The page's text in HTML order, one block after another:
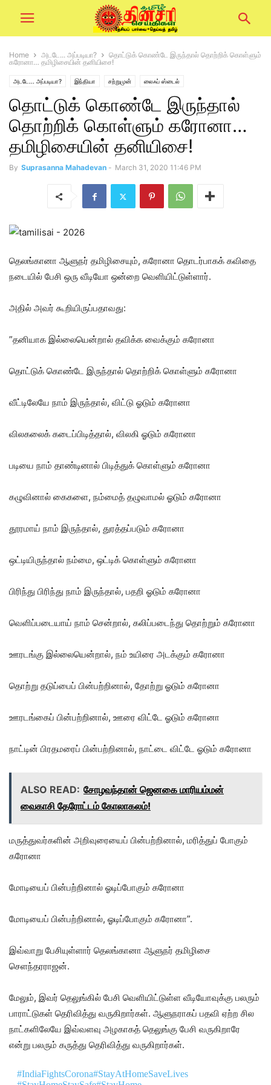
Home அடடே... அப்படியா?
தொட்டுக் கொண்டே இருந்தால் தொற்றிக் கொள்ளும்
கரோனா… தமிழிசையின் தனியிசை!
அடடே... அப்படியா? இந்தியா சற்றுமுன் லைஃப் ஸ்டைல்
தொட்டுக் கொண்டே இருந்தால்
தொற்றிக் கொள்ளும் கரோனா…
தமிழிசையின் தனியிசை!
By Suprasanna Mahadevan - March 31, 2020 11:46 PM
தெலங்கானா ஆளுநர் தமிழிசையும், கரோனா தொடர்பாகக் கவிதை
நடையில் பேசி ஒரு வீடியோ ஒன்றை வெளியிட்டுள்ளார்.
அதில் அவர் கூறியிருப்பதாவது:
”தனியாக இல்லையென்றால் தவிக்க வைக்கும் கரோனா
தொட்டுக் கொண்டே இருந்தால் தொற்றிக் கொள்ளும் கரோனா
வீட்டிலேயே நாம் இருந்தால், விட்டு ஓடும் கரோனா
விலகலைக் கடைப்பிடித்தால், விலகி ஓடும் கரோனா
படியை நாம் தாண்டினால் பிடித்துக் கொள்ளும் கரோனா
கழுவினால் கைகளை, நம்மைத் தழுவாமல் ஓடும் கரோனா
தூரமாய் நாம் இருந்தால், துரத்தப்படும் கரோனா
ஒட்டியிருந்தால் நம்மை, ஒட்டிக் கொள்ளும் கரோனா
பிரிந்து பிரிந்து நாம் இருந்தால், பதறி ஓடும் கரோனா
வெளிப்படையாய் நாம் சென்றால், கலிப்படைந்து தொற்றும் கரோனா
ஊரடங்கு இல்லையென்றால், நம் உயிரை அடக்கும் கரோனா
தொற்று தடுப்பைப் பின்பற்றினால், தோற்று ஓடும் கரோனா
ஊரடங்கைப் பின்பற்றினால், ஊரை விட்டே ஓடும் கரோனா
நாட்டின் பிரதமரைப் பின்பற்றினால், நாட்டை விட்டே ஓடும் கரோனா
ALSO READ: சோழவந்தான் ஜெனகை மாரியம்மன்
வைகாசி தேரோட்டம் கோலாகலம்!
மருத்துவர்களின் அறிவுரையைப் பின்பற்றினால், மரித்துப் போகும்
கரோனா
மோடியைப் பின்பற்றினால் ஓடிப்போகும் கரோனா
மோடியைப் பின்பற்றினால், ஓடிப்போகும் கரோனா”.
இவ்வாறு பேசியுள்ளார் தெலங்கானா ஆளுநர் தமிழிசை
செளந்தரராஜன்.
மேலும், இவர் தெலுங்கில் பேசி வெளியிட்டுள்ள வீடியோவுக்கு பலரும்
பாராட்டுகள் தெரிவித்து வருகிறார்கள். ஆளுநராகப் பதவி ஏற்ற சில
நாட்களிலேயே இவ்வளவு அழகாகத் தெலுங்கு பேசி வருகிறாரே
என்று பலரும் கருத்து தெரிவித்து வருகிறார்கள்.
#IndiaFightsCorona#StayAtHomeSaveLives